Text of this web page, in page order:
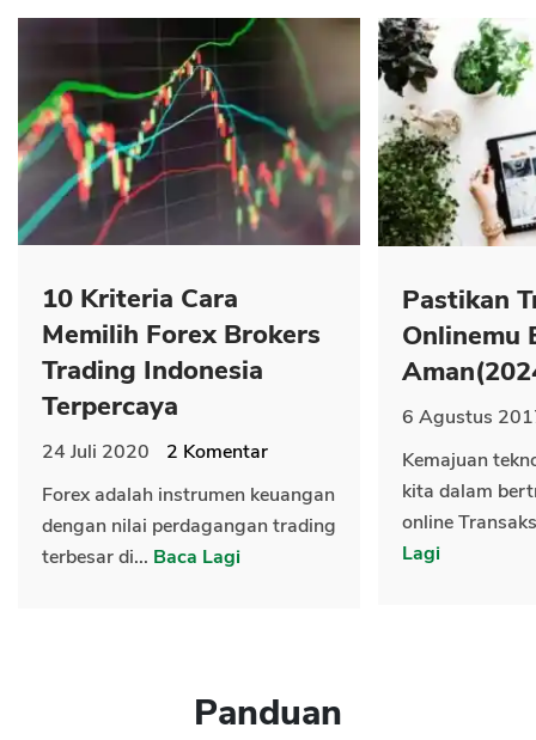
10 Kriteria Cara
Memilih Forex Brokers
Trading Indonesia
Terpercaya
24 Juli 2020 2 Komentar
Forex adalah instrumen keuangan
dengan nilai perdagangan trading
terbesar di... Baca Lagi
Pastikan
Onlinemu
6 Agustus
Kemajuan
kita dalam
online
Lagi
Panduan